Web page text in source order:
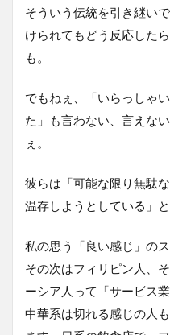
そういう伝統を引き継い
けられてもどう反応した
も。
でもねぇ、「いらっしゃ
た」も言わない、言えな
ぇ。
彼らは「可能な限り無駄
温存しようとしている」と
私の思う「良い感じ」の
その次はフィリピン人、
ーシア人って「サービス
中華系は切れる感じの人